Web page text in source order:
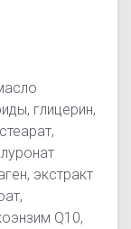
глицерин,
экстракт
Q10,